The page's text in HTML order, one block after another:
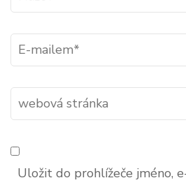
E-
mail*
webová
stránka
Uložit do prohlížeče jméno,